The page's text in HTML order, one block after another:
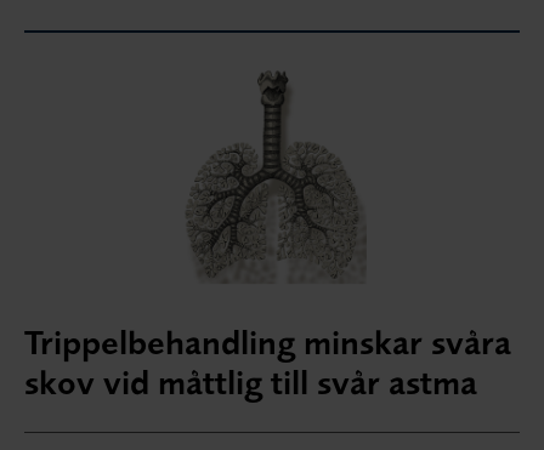
Trippelbehandling minskar svåra
skov vid måttlig till svår astma